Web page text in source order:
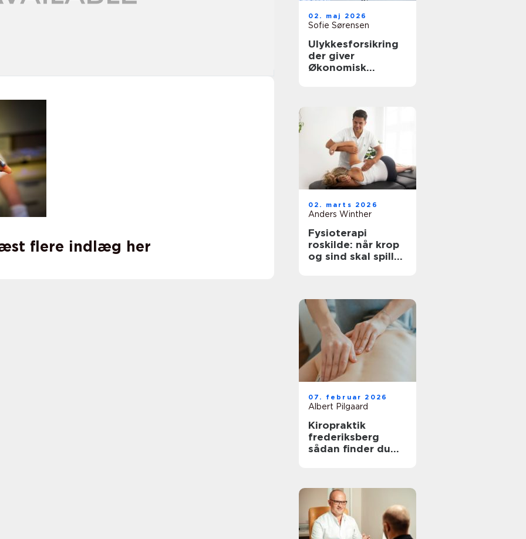
flere indlæg her
02. maj 2026
Sofie Sørensen
Ulykkesforsikring
der giver
Økonomisk
02. marts 2026
Anders Winther
Fysioterapi
roskilde: når krop
og sind skal spille
07. februar 2026
Albert Pilgaard
Kiropraktik
frederiksberg
sådan finder du